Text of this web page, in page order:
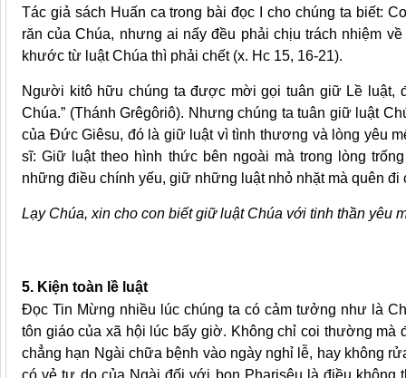
Tác giả sách Huấn ca trong bài đọc I cho chúng ta biết:
răn của Chúa, nhưng ai nấy đều phải chịu trách nhiệm
khước từ luật Chúa thì phải chết (x. Hc 15, 16-21).
Người kitô hữu chúng ta được mời gọi tuân giữ Lề luật,
Chúa.” (Thánh Grêgôriô). Nhưng chúng ta tuân giữ luật
của Đức Giêsu, đó là giữ luật vì tình thương và lòng yêu
sĩ: Giữ luật theo hình thức bên ngoài mà trong lòng
những điều chính yếu, giữ những luật nhỏ nhặt mà quên
Lạy Chúa, xin cho con biết giữ luật Chúa với tinh thần yêu
5. Kiện toàn lề luật
Đọc Tin Mừng nhiều lúc chúng ta có cảm tưởng như là
tôn giáo của xã hội lúc bấy giờ. Không chỉ coi thường
chẳng hạn Ngài chữa bệnh vào ngày nghỉ lễ, hay không